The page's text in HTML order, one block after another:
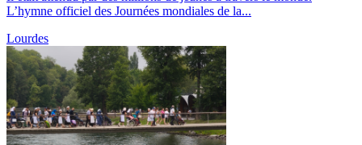
L’hymne officiel des Journées mondiales de la...
Lourdes